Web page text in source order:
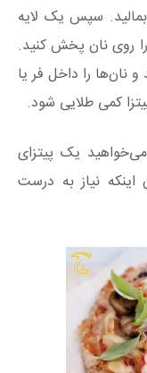
سپس یک لایه
را روی نان پخش کنید.
و نان‌ها را داخل فر یا
کمی طلایی شود.
یک پیتزای
اینکه نیاز به درست